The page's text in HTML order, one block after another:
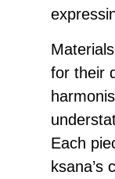
for their
Each
ksana’s